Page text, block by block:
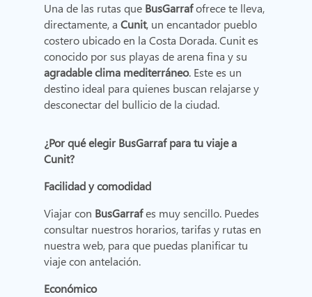
Una de las rutas que BusGarrafofrece te lleva,
directamente, aCunit, un encantador pueblo
costero ubicado en la Costa Dorada. Cunit es
conocido por sus playas de arena fina y su
agradable clima mediterráneo. Este es un
destino ideal para quienes buscan relajarse y
desconectar del bullicio de la ciudad.
¿Por qué elegir BusGarraf para tu viaje a
Cunit?
Facilidad y comodidad
Viajar con BusGarrafes muy sencillo. Puedes
consultar nuestros horarios, tarifas y rutas en
nuestra web, para que puedas planificar tu
viaje con antelación.
Económico